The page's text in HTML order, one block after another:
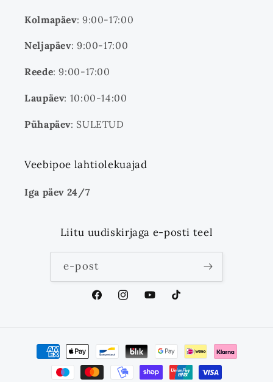
Kolmapäev: 9:00-17:00
Neljapäev: 9:00-17:00
Reede: 9:00-17:00
Laupäev: 10:00-14:00
Pühapäev: SULETUD
Veebipoe lahtiolekuajad
Iga päev 24/7
Liitu uudiskirjaga e-posti teel
e-post
FacebookInstagramYouTubeTikTok
Makseviisid